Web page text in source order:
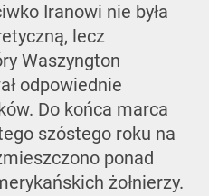
Iranowi nie była
lecz
Waszyngton
odpowiednie
Do końca marca
szóstego roku na
ponad
żołnierzy.